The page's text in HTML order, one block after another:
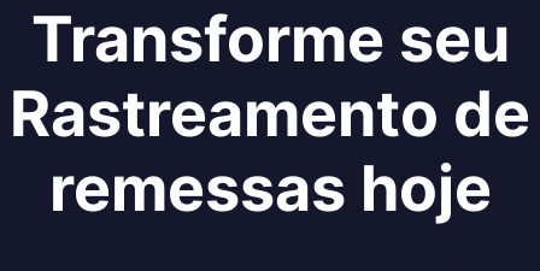
Transforme seu
Rastreamento de
remessas hoje